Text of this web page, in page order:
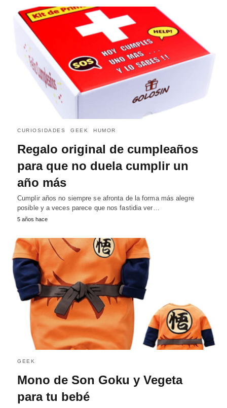
CURIOSIDADES GEEK HUMOR
Regalo original de cumpleaños
para que no duela cumplir un
año más
Cumplir años no siempre se afronta de la forma más alegre
posible y a veces parece que nos fastidia ver…
5 años hace
GEEK
Mono de Son Goku y Vegeta
para tu bebé